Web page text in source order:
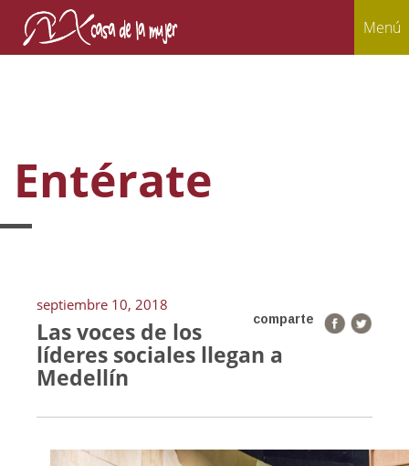
Menú
Entérate
septiembre 10, 2018
comparte
Las voces de los
líderes sociales llegan a
Medellín